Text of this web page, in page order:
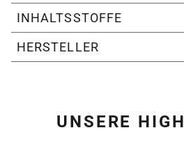
INHALTSSTOFFE
HERSTELLER
UNSERE